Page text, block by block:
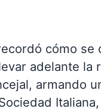
cómo
adelante la
armando